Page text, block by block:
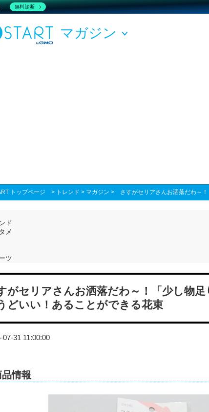
マガジン
トップページ > トレンド > マガジン > さすがセリアさんお洒落だわ～
ド
メ
ツ
がセリアさんお洒落だわ～！「少し物
どいい！あることができる花束
07-31 11:00:00
情報
無料診断